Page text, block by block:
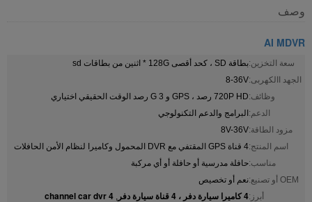
وصف
AI MDVR
سعة التخزين:بطاقة SD ، كحد أقصى 128G * اثنين من بطاقات sd
الجهد االكهربى:8-36V
وظائف:720P HD رصد ، GPS و 3 G رصد الوقت الحقيقي اختياري
الدعم:البرامج والدعم التكنولوجي
مزود الطاقة:8V-36V
اسم المنتج:4 قناة GPS المقتفي مع DVR المحمول وكاميرا لنظام الأمن الحافلات
مناسب:حافلة مدرسية أو حافلة أو أي مركبة
OEM أو تصنيع:
نعم أو تخصيص
أبرز:4 كاميرا سيارة دفر ، 4 قناة سيارة دفر ,
4 channel car dvr